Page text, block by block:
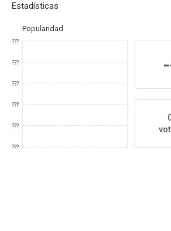
Estadísticas
Popularidad
???
???
???
???
???
???